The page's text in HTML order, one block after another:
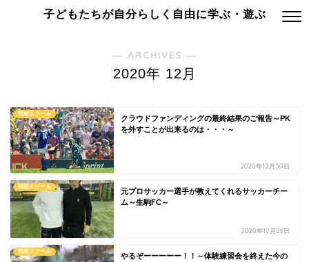
子どもたちが自分らしく自由に学ぶ・遊ぶ
― ARCHIVES ―
2020年 12月
戦術スクール
クラウドファンディングの最終結果のご報告～PK
を外すことが出来るのは・・・～
2020年12月30日
戦術スクール
元プロサッカー選手が教えてくれるサッカーチー
ム～生駒FC～
2020年12月26日
戦術スクール
やるぞーーーーー！！～体験練習会を終えた今の